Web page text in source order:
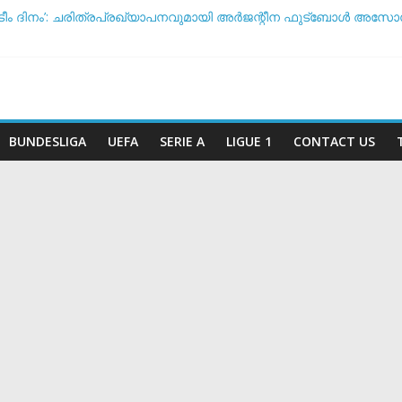
ദിനം’: ചരിത്രപ്രഖ്യാപനവുമായി അർജന്റീന ഫുട്ബോൾ
BUNDESLIGA UEFA SERIE A LIGUE 1 CONTACT US